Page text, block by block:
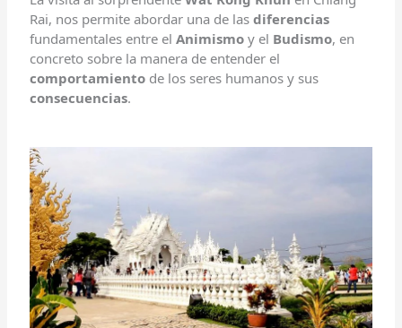
Rai, nos permite abordar una de lasdiferencias
fundamentales entre elAnimismo y el Budismo, en
concreto sobre la manera de entender el
comportamiento de los seres humanos y sus
consecuencias.